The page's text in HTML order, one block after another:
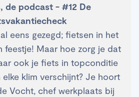
de podcast - #12 De
eens gezegd; fietsen in het
feestje! Maar hoe zorg je dat
ook je fiets in topconditie
klim verschijnt? Je hoort
Vocht, chef werkplaats bij